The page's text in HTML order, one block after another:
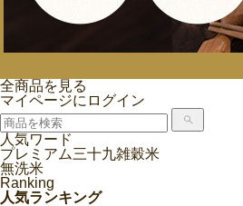
全商品を見る
マイページにログイン
人気ワード
プレミアム三十九雑穀米
無洗米
Ranking
人気ランキング